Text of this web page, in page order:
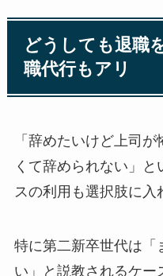
どうしても退職
職代行もアリ
「辞めたいけど上司
くて辞められない」
スの利用も選択肢に入
特に第二新卒世代は「
い」と説教されるケー